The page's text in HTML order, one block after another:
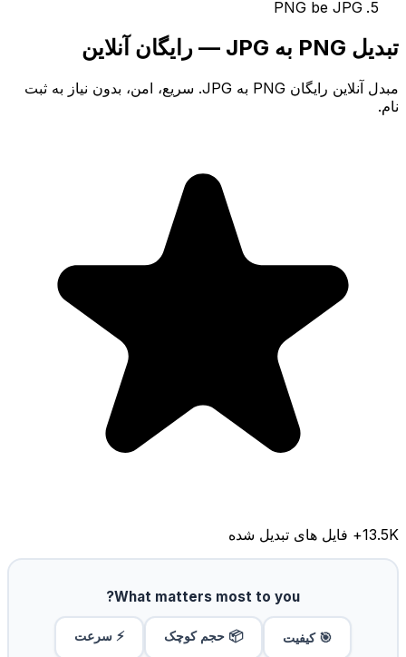
PNG be JPG
تبدیل PNG به JPG — رایگان آنلاین
مبدل آنلاین رایگان PNG به JPG. سریع، امن، بدون نیاز به ثبت
نام.
13.5K+ فایل های تبدیل شده
What matters most to you?
🎯 کیفیت 📦 حجم کوچک ⚡ سرعت